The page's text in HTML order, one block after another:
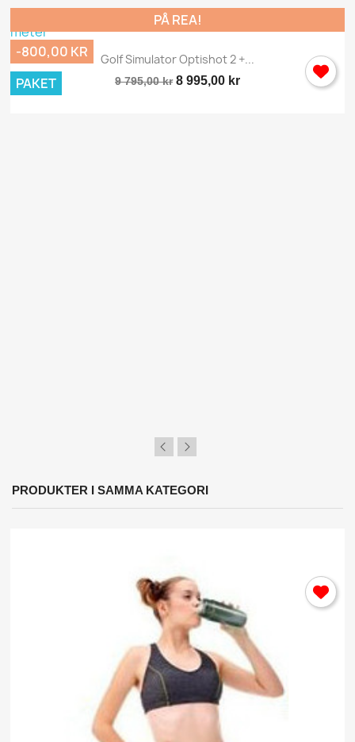
Golf Simulator Optishot 2 +...
9 795,00 kr 8 995,00 kr
PÅ REA!
-800,00 KR
PAKET
PRODUKTER I SAMMA KATEGORI